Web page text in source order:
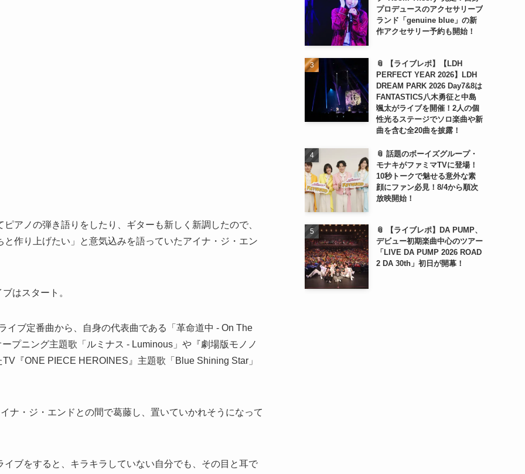
アノの弾き語りをしたり、ギターも新しく新調したので、
作り上げたい」と意気込みを語っていたアイナ・ジ・エン
はスタート。
ブ定番曲から、自身の代表曲である「革命道中 - On The
プニング主題歌「ルミナス - Luminous」や『劇場版モノノ
『ONE PIECE HEROINES』主題歌「Blue Shining Star」
ナ・ジ・エンドとの間で葛藤し、置いていかれそうになって
ブをすると、キラキラしていない自分でも、その目と耳で
プロデュースのアクセサリーブ
ランド「genuine blue」の新
作アクセサリー予約も開始！
📎 【ライブレポ】【LDH
PERFECT YEAR 2026】LDH
DREAM PARK 2026 Day7&8は
FANTASTICS八木勇征と中島
颯太がライブを開催！2人の個
性光るステージでソロ楽曲や新
曲を含む全20曲を披露！
📎 話題のボーイズグループ・
モナキがファミマTVに登場！
10秒トークで魅せる意外な素
顔にファン必見！8/4から順次
放映開始！
📎 【ライブレポ】DA PUMP、
デビュー初期楽曲中心のツアー
「LIVE DA PUMP 2026 ROAD
2 DA 30th」初日が開幕！